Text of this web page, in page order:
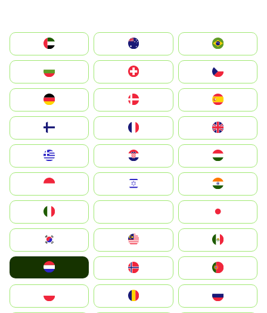
الإمارات العربية المتحدة
Switzerland
Deutschland
United Kingdom
Magyarország
South Korea